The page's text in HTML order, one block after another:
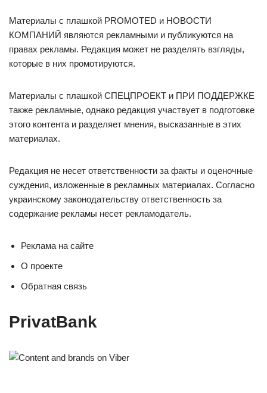
Материалы с плашкой PROMOTED и НОВОСТИ
КОМПАНИЙ являются рекламными и публикуются на
правах рекламы. Редакция может не разделять взгляды,
которые в них промотируются.
Материалы с плашкой СПЕЦПРОЕКТ и ПРИ ПОДДЕРЖКЕ
также рекламные, однако редакция участвует в подготовке
этого контента и разделяет мнения, высказанные в этих
материалах.
Редакция не несет ответственности за факты и оценочные
суждения, изложенные в рекламных материалах. Согласно
украинскому законодательству ответственность за
содержание рекламы несет рекламодатель.
Реклама на сайте
О проекте
Обратная связь
PrivatBank